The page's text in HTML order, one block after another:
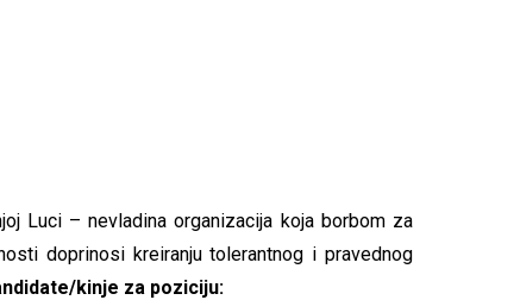
Luci – nevladina organizacija koja borbom za
doprinosi kreiranju tolerantnog i pravednog
kinje za poziciju: